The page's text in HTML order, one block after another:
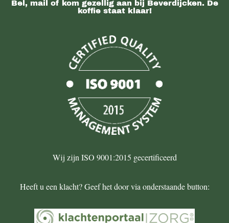
Bel, mail of kom gezellig aan bij Beverdijcken. De
koffie staat klaar!
Wij zijn ISO 9001:2015 gecertificeerd
Heeft u een klacht? Geef het door via onderstaande button: